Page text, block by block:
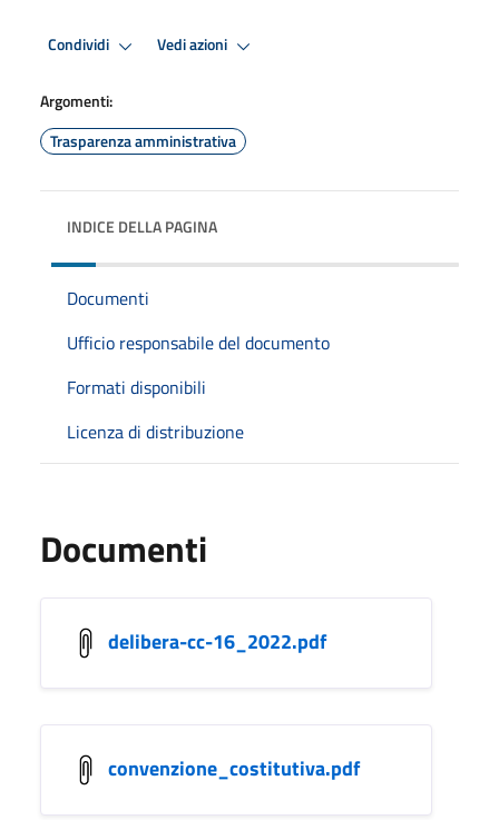
Condividi Vedi azioni
Argomenti:
Trasparenza amministrativa
INDICE DELLA PAGINA
Documenti
Ufficio responsabile del documento
Formati disponibili
Licenza di distribuzione
Documenti
delibera-cc-16_2022.pdf
convenzione_costitutiva.pdf